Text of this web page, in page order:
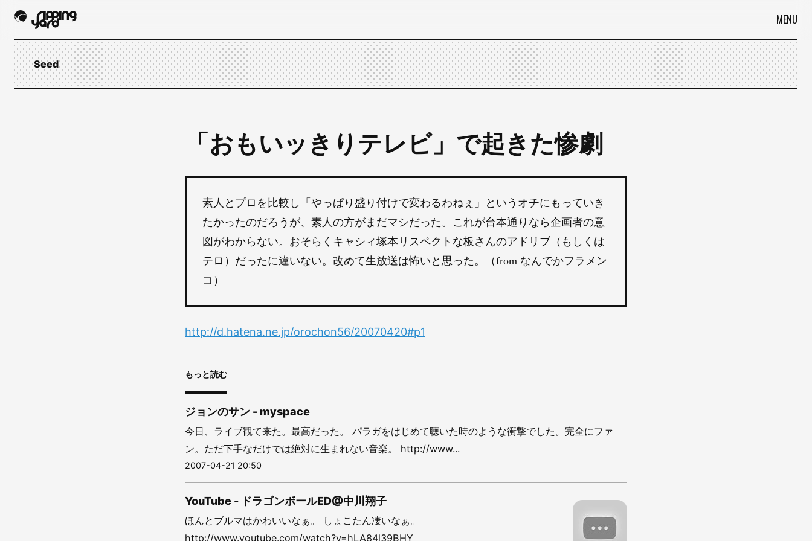
MENU
Seed
「おもいッきりテレビ」で起きた惨劇
素人とプロを比較し「やっぱり盛り付けで変わるわねぇ」というオチにもっていき
たかったのだろうが、素人の方がまだマシだった。これが台本通りなら企画者の意
図がわからない。おそらくキャシィ塚本リスペクトな板さんのアドリブ（もしくは
テロ）だったに違いない。改めて生放送は怖いと思った。（from なんでかフラメン
コ）
http://d.hatena.ne.jp/orochon56/20070420#p1
もっと読む
ジョンのサン - myspace
今日、ライブ観て来た。最高だった。 パラガをはじめて聴いた時のような衝撃でした。完全にファ
ン。ただ下手なだけでは絶対に生まれない音楽。 http://www...
2007-04-21 20:50
YouTube - ドラゴンボールED@中川翔子
ほんとブルマはかわいいなぁ。 しょこたん凄いなぁ。
http://www.youtube.com/watch?v=hLA84l39BHY